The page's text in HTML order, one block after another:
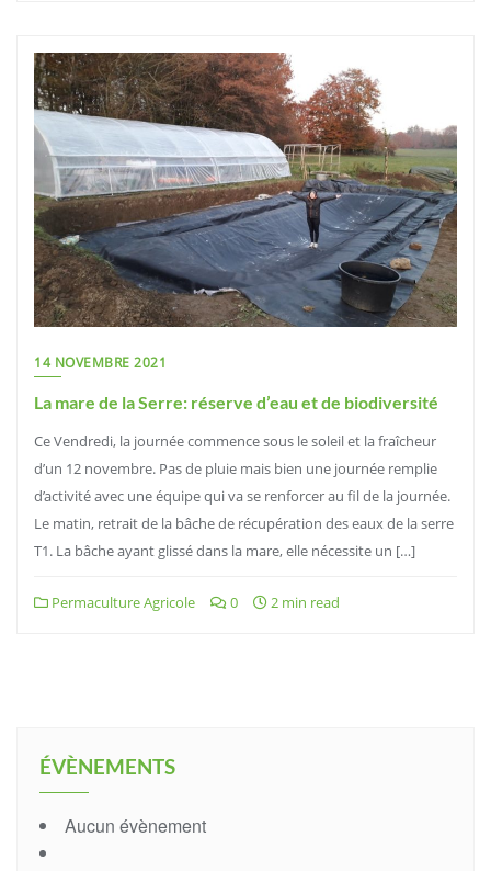
14 NOVEMBRE 2021
La mare de la Serre: réserve d’eau et de biodiversité
Ce Vendredi, la journée commence sous le soleil et la fraîcheur
d’un 12 novembre. Pas de pluie mais bien une journée remplie
d’activité avec une équipe qui va se renforcer au fil de la journée.
Le matin, retrait de la bâche de récupération des eaux de la serre
T1. La bâche ayant glissé dans la mare, elle nécessite un […]
Permaculture Agricole 0 2 min read
ÉVÈNEMENTS
Aucun évènement